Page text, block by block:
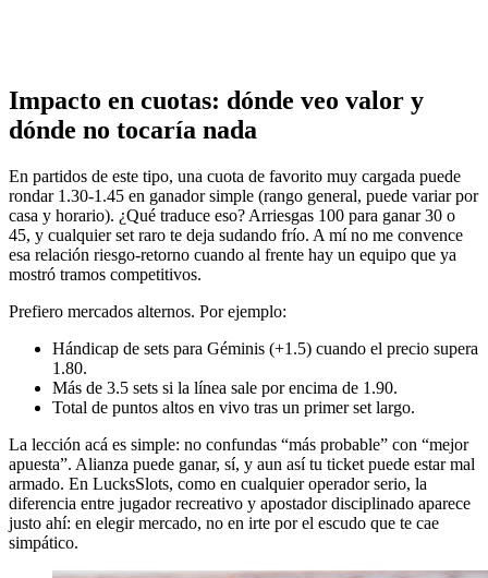
Impacto en cuotas: dónde veo valor y
dónde no tocaría nada
En partidos de este tipo, una cuota de favorito muy cargada puede
rondar 1.30-1.45 en ganador simple (rango general, puede variar por
casa y horario). ¿Qué traduce eso? Arriesgas 100 para ganar 30 o
45, y cualquier set raro te deja sudando frío. A mí no me convence
esa relación riesgo-retorno cuando al frente hay un equipo que ya
mostró tramos competitivos.
Prefiero mercados alternos. Por ejemplo:
Hándicap de sets para Géminis (+1.5) cuando el precio supera
1.80.
Más de 3.5 sets si la línea sale por encima de 1.90.
Total de puntos altos en vivo tras un primer set largo.
La lección acá es simple: no confundas “más probable” con “mejor
apuesta”. Alianza puede ganar, sí, y aun así tu ticket puede estar mal
armado. En LucksSlots, como en cualquier operador serio, la
diferencia entre jugador recreativo y apostador disciplinado aparece
justo ahí: en elegir mercado, no en irte por el escudo que te cae
simpático.